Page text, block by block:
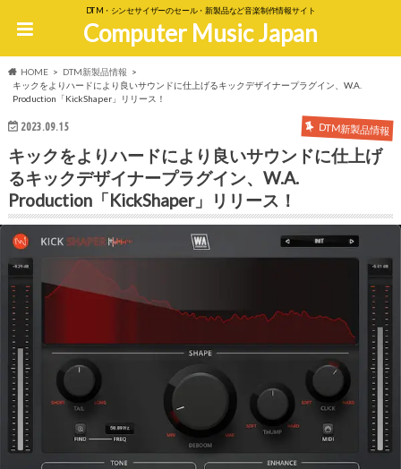
DTM・シンセサイザーのセール・新製品など音楽制作情報サイト
Computer Music Japan
HOME
DTM新製品情報
キックをよりハードにより良いサウンドに仕上げるキックデザイナープラグイン、W.A.
Production「KickShaper」リリース！
2023.09.15 DTM新製品情報
キックをよりハードにより良いサウンドに仕上げ
るキックデザイナープラグイン、W.A.
Production「KickShaper」リリース！